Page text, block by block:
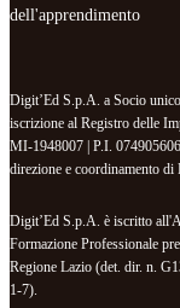
dell'apprendimento
Digit’Ed S.p.A. a Socio
iscrizione al Registro delle
MI-1948007 | P.I.
direzione e coordinamento
Digit’Ed S.p.A. è iscritto
Formazione Professionale
Regione Lazio (det. dir. n.
1-7).